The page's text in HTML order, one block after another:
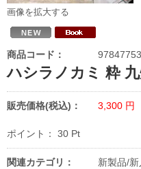
画像を拡大する
商品コード：
ハシラノカミ 粋
販売価格(税込)： 3,300 円
ポイント： 30 Pt
関連カテゴリ：
新製品/